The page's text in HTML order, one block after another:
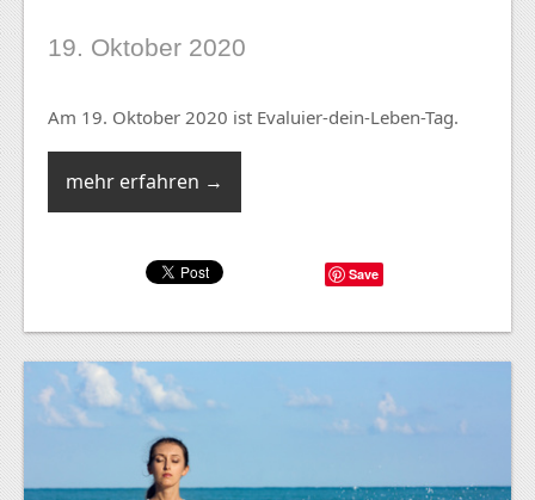
19. Oktober 2020
Am 19. Oktober 2020 ist Evaluier-dein-Leben-Tag.
mehr erfahren →
Save